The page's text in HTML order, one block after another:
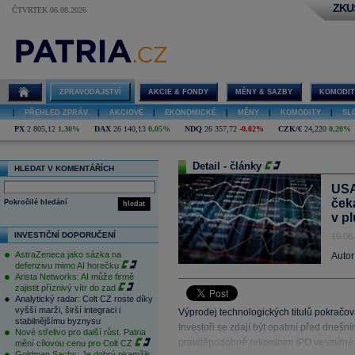
ČTVRTEK 06.08.2026
ZPRAVODAJSTVÍ AKCIE & FONDY MĚNY & SAZBY
PŘEHLED ZPRÁV AKCIOVÉ EKONOMICKÉ MĚNY KOMODITY
PX 2 805,12 1,30% DAX 26 140,13 0,05% NDQ 26 357,72 -0,02% CZK/€ 24,220 0,20%
HLEDAT V KOMENTÁŘÍCH
hledat
Pokročilé hledání
INVESTIČNÍ DOPORUČENÍ
AstraZeneca jako sázka na
defenzivu mimo AI horečku
Arista Networks: AI může firmě
zajistit příznivý vítr do zad
Analytický radar: Colt CZ roste díky
vyšší marži, širší integraci i
stabilnějšímu byznysu
Nové střelivo pro další růst. Patria
mění cílovou cenu pro Colt CZ
Detail - články
v
Výprodej technologických titulů
Investoři se zdají být opatrní před
pravděpodobně rekordním IPO